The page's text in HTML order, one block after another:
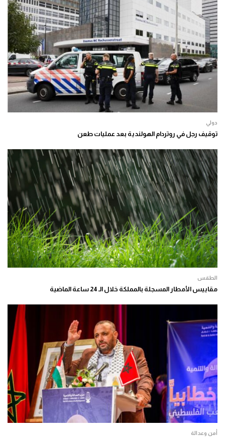
دولي
توقيف رجل في روتردام الهولندية بعد عمليات طعن
الطقس
مقاييس الأمطار المسجلة بالمملكة خلال الـ 24 ساعة الماضية
أمن وعدالة